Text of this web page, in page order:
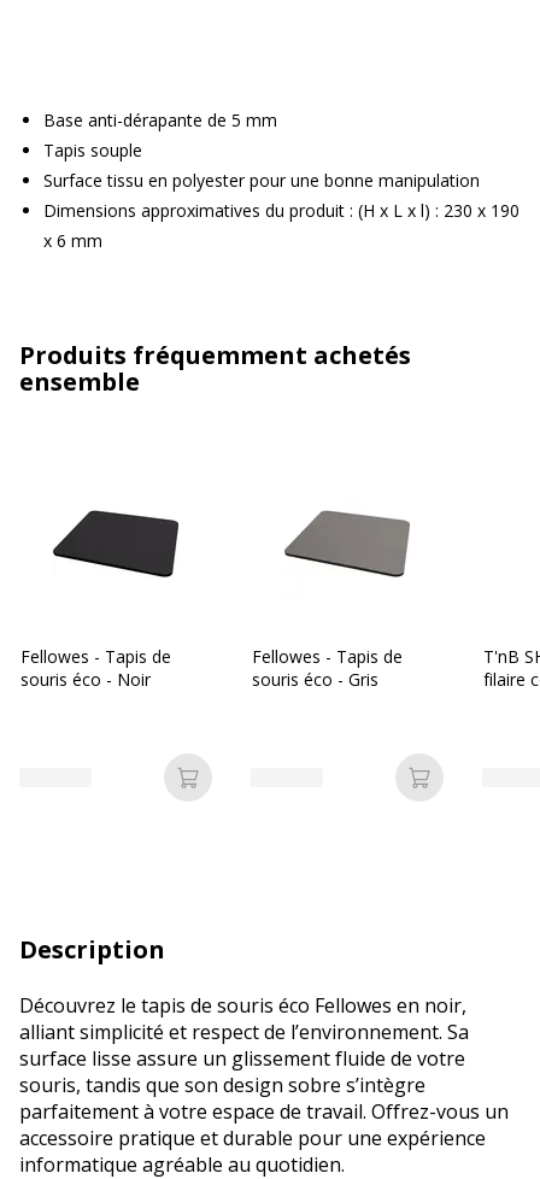
Base anti-dérapante de 5 mm
Tapis souple
Surface tissu en polyester pour une bonne manipulation
Dimensions approximatives du produit : (H x L x l) : 230 x 190
x 6 mm
Produits fréquemment achetés
ensemble
Fellowes - Tapis de
souris éco - Noir
Ajouter au panier
Fellowes - Tapis de
souris éco - Gris
Ajouter au
T'nB
filaire
Description
Découvrez le tapis de souris éco Fellowes en noir,
alliant simplicité et respect de l’environnement. Sa
surface lisse assure un glissement fluide de votre
souris, tandis que son design sobre s’intègre
parfaitement à votre espace de travail. Offrez-vous un
accessoire pratique et durable pour une expérience
informatique agréable au quotidien.